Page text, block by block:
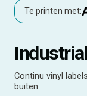
Te printen met:
Continu vinyl
buiten